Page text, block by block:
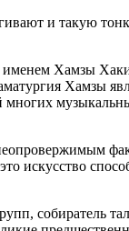
и такую
именем Хамзы
Хамзы
многих
искусство
собиратель